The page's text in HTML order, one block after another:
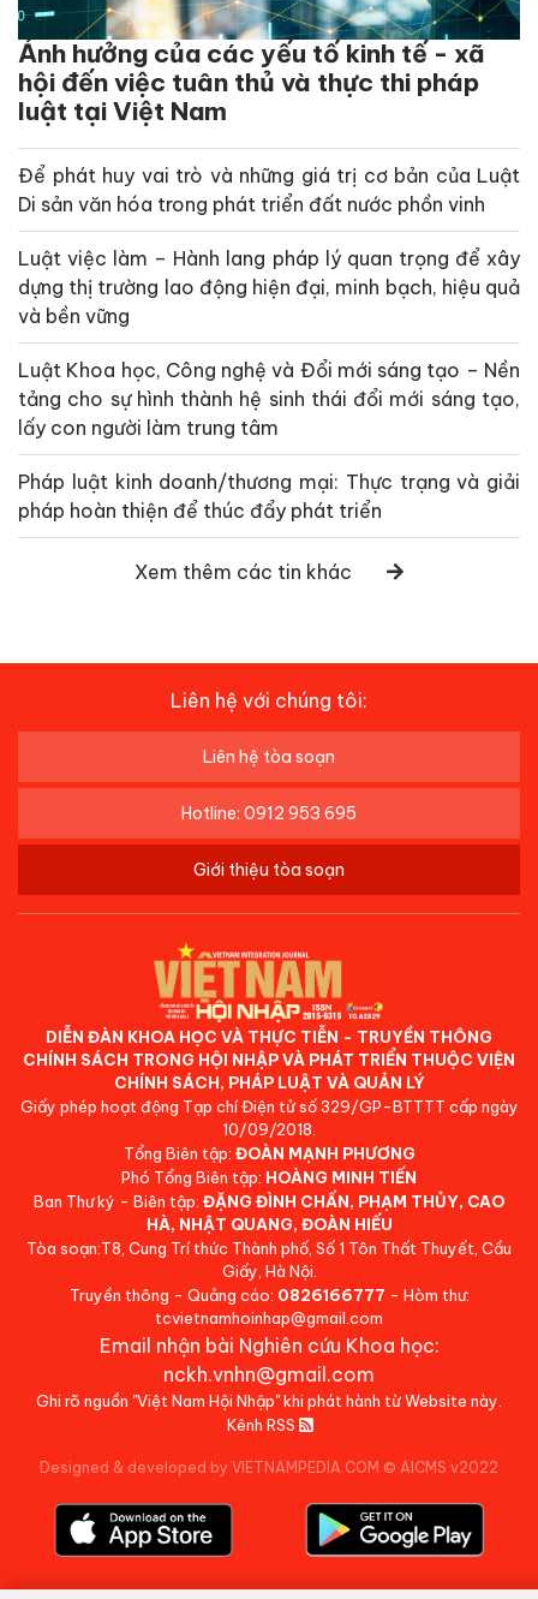
Ảnh hưởng của các yếu tố kinh tế - xã
hội đến việc tuân thủ và thực thi pháp
luật tại Việt Nam
Để phát huy vai trò và những giá trị cơ bản của Luật
Di sản văn hóa trong phát triển đất nước phồn vinh
Luật việc làm – Hành lang pháp lý quan trọng để xây
dựng thị trường lao động hiện đại, minh bạch, hiệu quả
và bền vững
Luật Khoa học, Công nghệ và Đổi mới sáng tạo – Nền
tảng cho sự hình thành hệ sinh thái đổi mới sáng tạo,
lấy con người làm trung tâm
Pháp luật kinh doanh/thương mại: Thực trạng và giải
pháp hoàn thiện để thúc đẩy phát triển
Xem thêm các tin khác
Liên hệ với chúng tôi:
Liên hệ tòa soạn
Hotline: 0912 953 695
Giới thiệu tòa soạn
DIỄN ĐÀN KHOA HỌC VÀ THỰC TIỄN - TRUYỀN THÔNG
CHÍNH SÁCH TRONG HỘI NHẬP VÀ PHÁT TRIỂN THUỘC VIỆN
CHÍNH SÁCH, PHÁP LUẬT VÀ QUẢN LÝ
Giấy phép hoạt động Tạp chí Điện tử số 329/GP-BTTTT cấp ngày
10/09/2018.
Tổng Biên tập: ĐOÀN MẠNH PHƯƠNG
Phó Tổng Biên tập: HOÀNG MINH TIẾN
Ban Thư ký - Biên tập: ĐẶNG ĐÌNH CHẤN, PHẠM THỦY, CAO
HÀ, NHẬT QUANG, ĐOÀN HIẾU
Tòa soạn:T8, Cung Trí thức Thành phố, Số 1 Tôn Thất Thuyết, Cầu
Giấy, Hà Nội.
Truyền thông - Quảng cáo: 0826166777 - Hòm thư:
tcvietnamhoinhap@gmail.com
Email nhận bài Nghiên cứu Khoa học:
nckh.vnhn@gmail.com
Ghi rõ nguồn "Việt Nam Hội Nhập" khi phát hành từ Website này.
Kênh RSS
Designed & developed by VIETNAMPEDIA.COM © AICMS v2022